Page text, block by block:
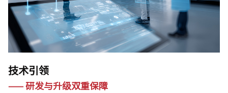
技术引领
—— 研发与升级双重保障